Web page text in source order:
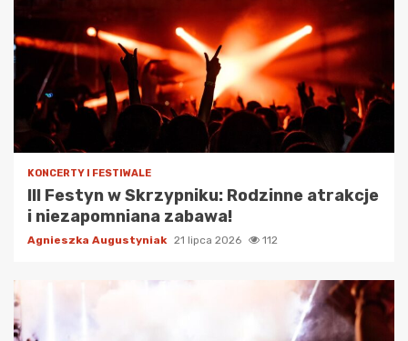
KONCERTY I FESTIWALE
III Festyn w Skrzypniku: Rodzinne atrakcje
i niezapomniana zabawa!
Agnieszka Augustyniak 21 lipca 2026 112